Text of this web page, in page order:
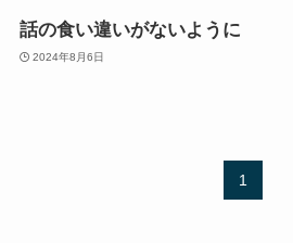
話の食い違いがないように
2024年8月6日
1